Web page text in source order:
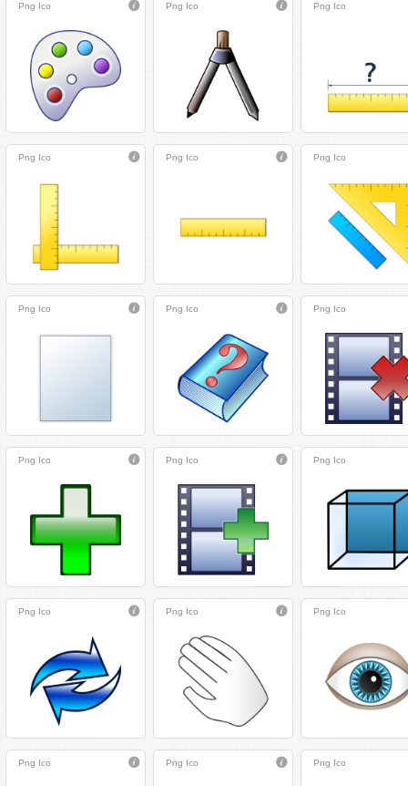
Png Ico Png Ico Png Ico
Png Ico Png Ico Png Ico
Png Ico Png Ico Png Ico
Png Ico Png Ico Png Ico
Png Ico Png Ico Png Ico
Png Ico Png Ico Png Ico